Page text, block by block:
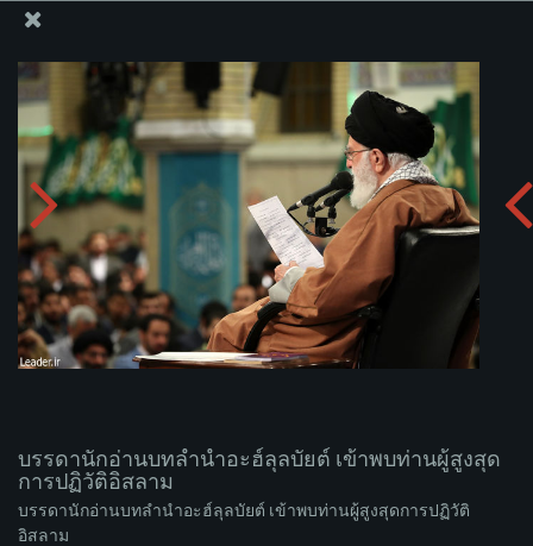
บรรดานักอ่านบทลำนำอะฮ์ลุลบัยต์ เข้าพบท่านผู้สูงสุดการ
ปฏิวัติอิสลาม
อัพโหลดอัลบั่ม:
บรรดานักอ่านบทลำนำอะฮ์ลุลบัยต์ เข้าพบท่านผู้สูงสุด
การปฏิวัติอิสลาม
บรรดานักอ่านบทลำนำอะฮ์ลุลบัยต์ เข้าพบท่านผู้สูงสุดการปฏิวัติ
อิสลาม